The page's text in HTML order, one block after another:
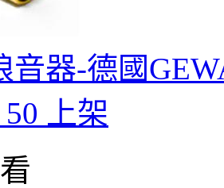
音器-德國
上架